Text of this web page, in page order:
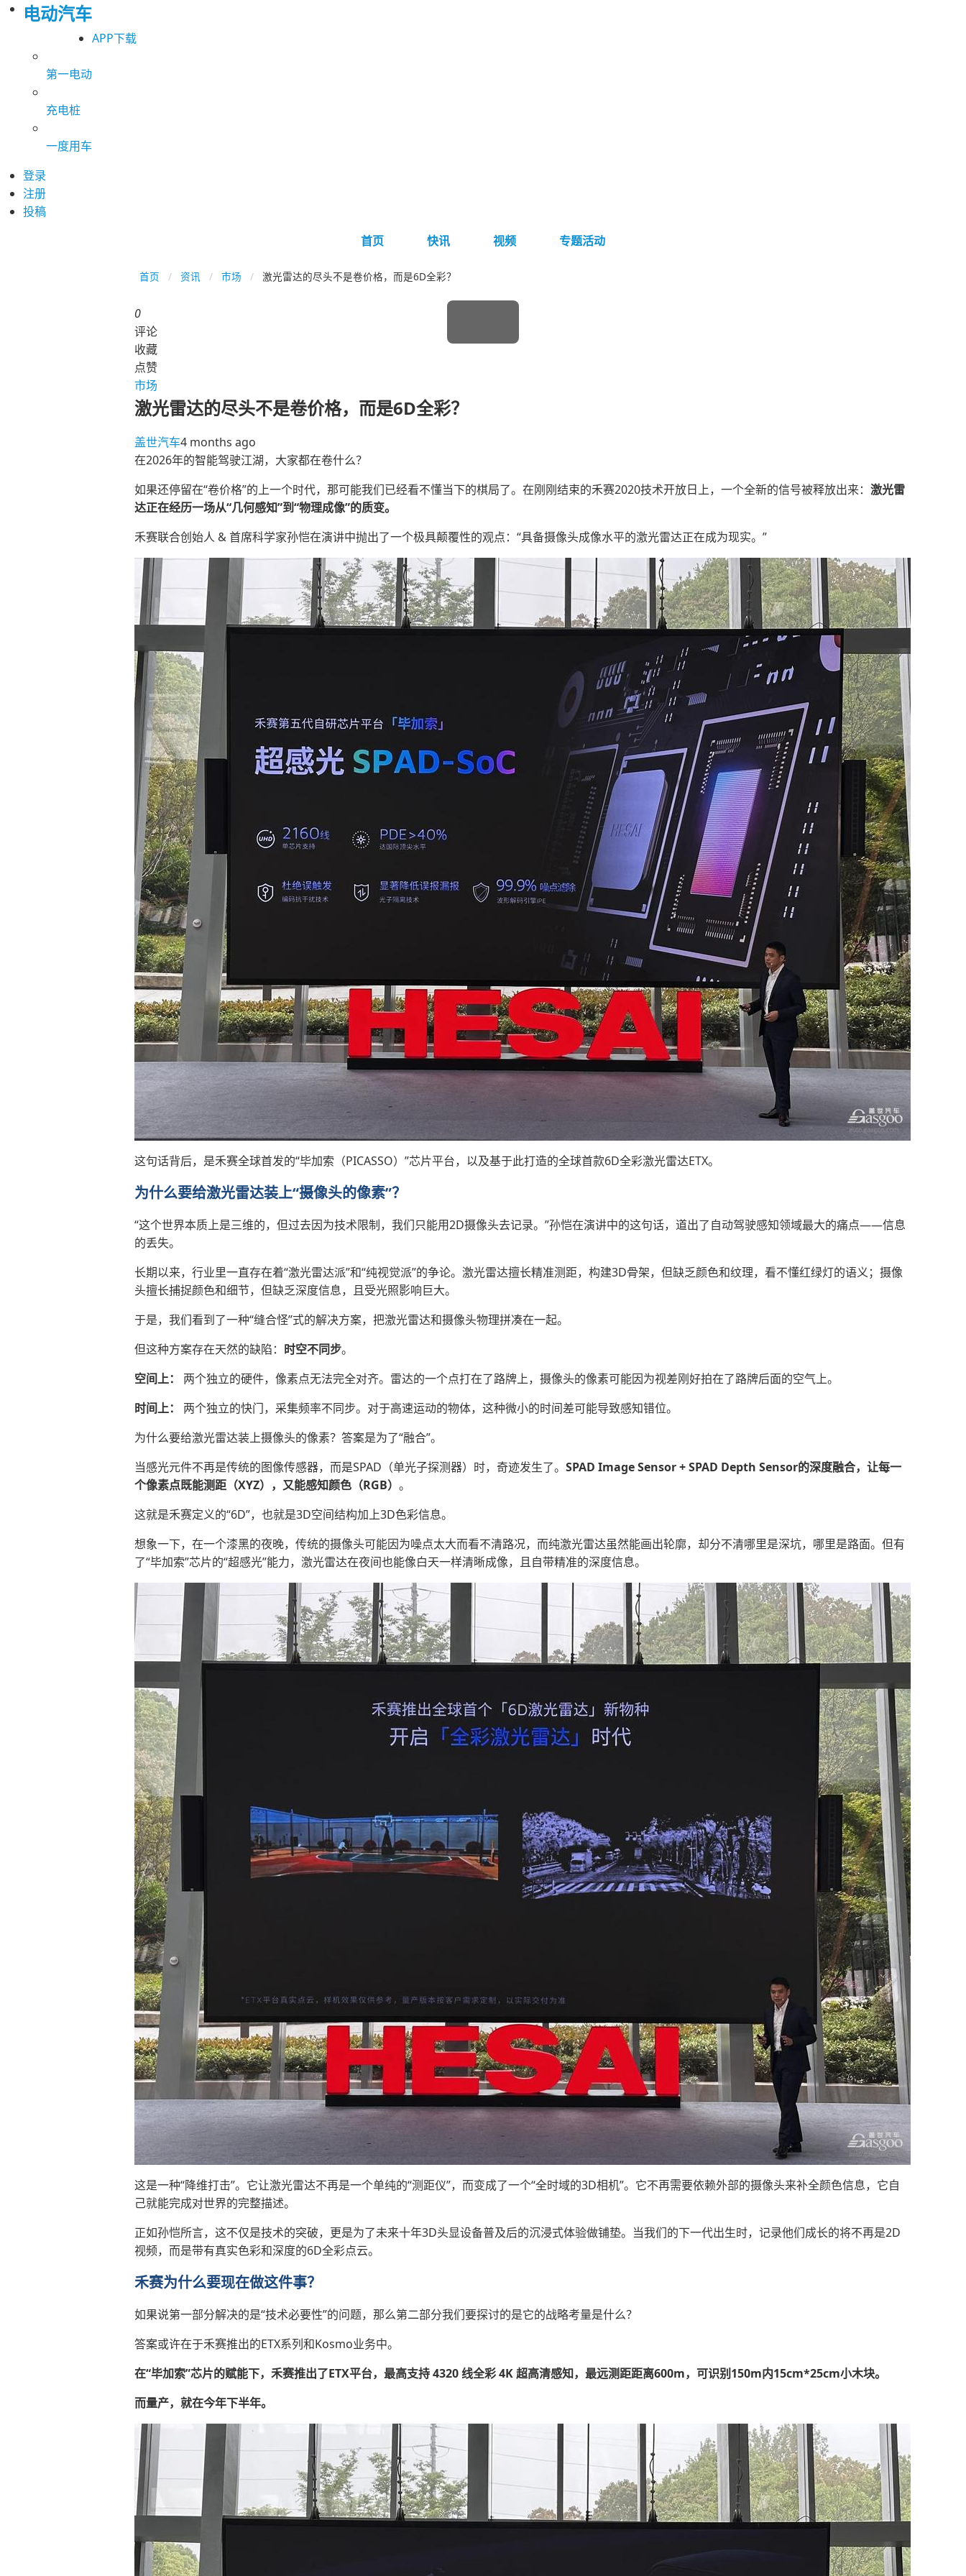
电动汽车
APP下载
第一电动
充电桩
一度用车
登录
注册
投稿
首页
快讯 视频 专题活动
首页 资讯 市场 激光雷达的尽头不是卷价格，而是6D全彩？
0
评论
收藏
点赞
市场
激光雷达的尽头不是卷价格，而是6D全彩？
盖世汽车4 months ago
在2026年的智能驾驶江湖，大家都在卷什么？
如果还停留在“卷价格”的上一个时代，那可能我们已经看不懂当下的棋局了。在刚刚结束的禾赛2020技术开放日上，一个全新的信号被释放出来： 激光雷
达正在经历一场从“几何感知”到“物理成像”的质变。
禾赛联合创始人 & 首席科学家孙恺在演讲中抛出了一个极具颠覆性的观点：“具备摄像头成像水平的激光雷达正在成为现实。”
这句话背后，是禾赛全球首发的“毕加索（PICASSO）”芯片平台，以及基于此打造的全球首款6D全彩激光雷达ETX。
为什么要给激光雷达装上“摄像头的像素”？
“这个世界本质上是三维的，但过去因为技术限制，我们只能用2D摄像头去记录。”孙恺在演讲中的这句话，道出了自动驾驶感知领域最大的痛点——信息
的丢失。
长期以来，行业里一直存在着“激光雷达派”和“纯视觉派”的争论。激光雷达擅长精准测距，构建3D骨架，但缺乏颜色和纹理，看不懂红绿灯的语义；摄像
头擅长捕捉颜色和细节，但缺乏深度信息，且受光照影响巨大。
于是，我们看到了一种“缝合怪”式的解决方案，把激光雷达和摄像头物理拼凑在一起。
但这种方案存在天然的缺陷： 时空不同步。
空间上： 两个独立的硬件，像素点无法完全对齐。雷达的一个点打在了路牌上，摄像头的像素可能因为视差刚好拍在了路牌后面的空气上。
时间上：
两个独立的快门，采集频率不同步。对于高速运动的物体，这种微小的时间差可能导致感知错位。
为什么要给激光雷达装上摄像头的像素？答案是为了“融合”。
当感光元件不再是传统的图像传感器，而是SPAD（单光子探测器）时，奇迹发生了。 SPAD Image Sensor + SPAD Depth Sensor的深度融合，让每一
个像素点既能测距（XYZ），又能感知颜色（RGB） 。
这就是禾赛定义的“6D”，也就是3D空间结构加上3D色彩信息。
想象一下，在一个漆黑的夜晚，传统的摄像头可能因为噪点太大而看不清路况，而纯激光雷达虽然能画出轮廓，却分不清哪里是深坑，哪里是路面。但有
了“毕加索”芯片的“超感光”能力，激光雷达在夜间也能像白天一样清晰成像，且自带精准的深度信息。
这是一种“降维打击”。它让激光雷达不再是一个单纯的“测距仪”，而变成了一个“全时域的3D相机”。它不再需要依赖外部的摄像头来补全颜色信息，它自
己就能完成对世界的完整描述。
正如孙恺所言，这不仅是技术的突破，更是为了未来十年3D头显设备普及后的沉浸式体验做铺垫。当我们的下一代出生时，记录他们成长的将不再是2D
视频，而是带有真实色彩和深度的6D全彩点云。
禾赛为什么要现在做这件事？
如果说第一部分解决的是“技术必要性”的问题，那么第二部分我们要探讨的是它的战略考量是什么？
答案或许在于禾赛推出的ETX系列和Kosmo业务中。
在“毕加索”芯片的赋能下，禾赛推出了ETX平台，最高支持 4320 线全彩 4K 超高清感知，最远测距距离600m，可识别150m内15cm*25cm小木块。
而量产，就在今年下半年。